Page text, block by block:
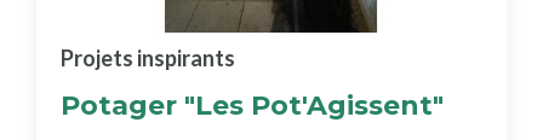
Potager "Les Pot'Agissent"
Projets inspirants